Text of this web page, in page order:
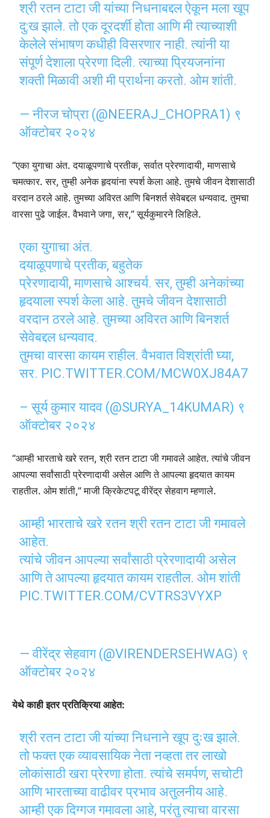
श्री रतन टाटा जी यांच्या निधनाबद्दल ऐकून मला खूप
दु:ख झाले. तो एक दूरदर्शी होता आणि मी त्याच्याशी
केलेले संभाषण कधीही विसरणार नाही. त्यांनी या
संपूर्ण देशाला प्रेरणा दिली. त्याच्या प्रियजनांना
शक्ती मिळावी अशी मी प्रार्थना करतो. ओम शांती.
— नीरज चोप्रा (@NEERAJ_CHOPRA1) ९
ऑक्टोबर २०२४
“एका युगाचा अंत. दयाळूपणाचे प्रतीक, सर्वात प्रेरणादायी, माणसाचे
चमत्कार. सर, तुम्ही अनेक हृदयांना स्पर्श केला आहे. तुमचे जीवन देशासाठी
वरदान ठरले आहे. तुमच्या अविरत आणि बिनशर्त सेवेबद्दल धन्यवाद. तुमचा
वारसा पुढे जाईल. वैभवाने जगा, सर,” सूर्यकुमारने लिहिले.
एका युगाचा अंत.
दयाळूपणाचे प्रतीक, बहुतेक
प्रेरणादायी, माणसाचे आश्चर्य. सर, तुम्ही अनेकांच्या
हृदयाला स्पर्श केला आहे. तुमचे जीवन देशासाठी
वरदान ठरले आहे. तुमच्या अविरत आणि बिनशर्त
सेवेबद्दल धन्यवाद.
तुमचा वारसा कायम राहील. वैभवात विश्रांती घ्या,
सर. PIC.TWITTER.COM/MCW0XJ84A7
– सूर्य कुमार यादव (@SURYA_14KUMAR) ९
ऑक्टोबर २०२४
“आम्ही भारताचे खरे रतन, श्री रतन टाटा जी गमावले आहेत. त्यांचे जीवन
आपल्या सर्वांसाठी प्रेरणादायी असेल आणि ते आपल्या हृदयात कायम
राहतील. ओम शांती,” माजी क्रिकेटपटू वीरेंद्र सेहवाग म्हणाले.
आम्ही भारताचे खरे रतन श्री रतन टाटा जी गमावले
आहेत.
त्यांचे जीवन आपल्या सर्वांसाठी प्रेरणादायी असेल
आणि ते आपल्या हृदयात कायम राहतील. ओम शांती
PIC.TWITTER.COM/CVTRS3VYXP
— वीरेंद्र सेहवाग (@VIRENDERSEHWAG) ९
ऑक्टोबर २०२४
येथे काही इतर प्रतिक्रिया आहेत:
श्री रतन टाटा जी यांच्या निधनाने खूप दुःख झाले.
तो फक्त एक व्यावसायिक नेता नव्हता तर लाखो
लोकांसाठी खरा प्रेरणा होता. त्यांचे समर्पण, सचोटी
आणि भारताच्या वाढीवर प्रभाव अतुलनीय आहे.
आम्ही एक दिग्गज गमावला आहे, परंतु त्याचा वारसा